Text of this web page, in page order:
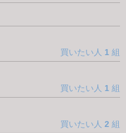
買いたい人 1 組
買いたい人 1 組
買いたい人 2 組